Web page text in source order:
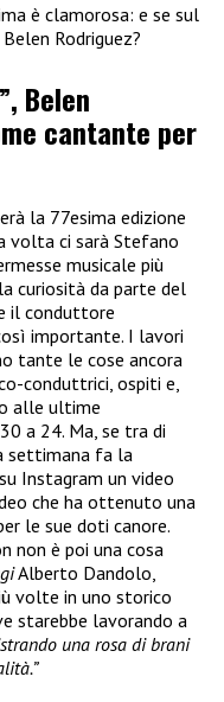
è clamorosa: e se sul
Rodriguez?
Belen
cantante per
la 77esima edizione
volta ci sarà Stefano
musicale più
curiosità da parte del
il conduttore
importante. I lavori
tante le cose ancora
conduttrici, ospiti e,
alle ultime
a 24. Ma, se tra di
settimana fa la
Instagram un video
che ha ottenuto una
le sue doti canore.
non è poi una cosa
Alberto Dandolo,
volte in uno storico
starebbe lavorando a
una rosa di brani